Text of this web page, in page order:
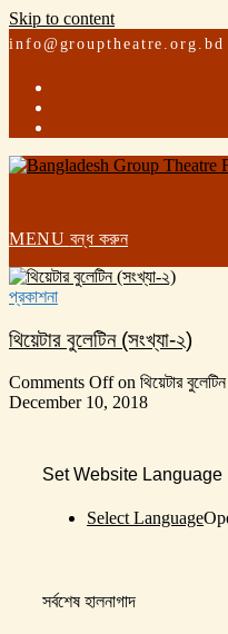
Skip to content
info@grouptheatre.org.bd
MENU বন্ধ করুন
প্রকাশনা
থিয়েটার বুলেটিন (সংখ্যা-২)
Comments Offon থিয়েটার
December 10, 2018
Set Website Language
Select Language
সর্বশেষ হালনাগাদ